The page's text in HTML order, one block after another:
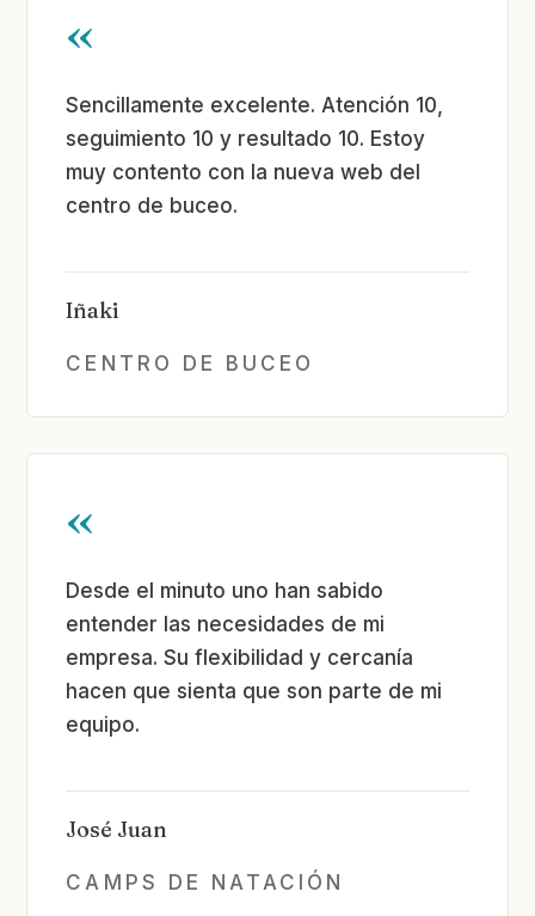
«
Sencillamente excelente. Atención 10,
seguimiento 10 y resultado 10. Estoy
muy contento con la nueva web del
centro de buceo.
Iñaki
CENTRO DE BUCEO
«
Desde el minuto uno han sabido
entender las necesidades de mi
empresa. Su flexibilidad y cercanía
hacen que sienta que son parte de mi
equipo.
José Juan
CAMPS DE NATACIÓN